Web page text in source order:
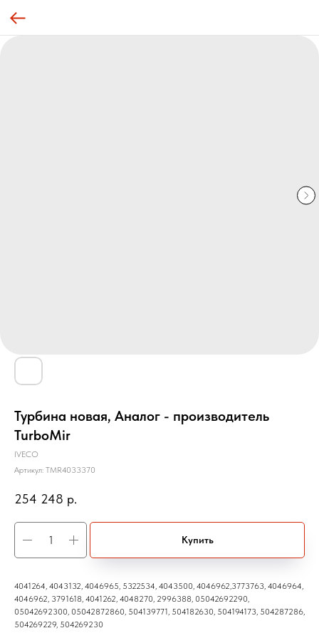
Турбина новая, Аналог - производитель
TurboMir
IVECO
Артикул: TMR4033370
254 248 р.
Купить
4041264, 4043132, 4046965, 5322534, 4043500, 4046962,3773763, 4046964,
4046962, 3791618, 4041262, 4048270, 2996388, 05042692290,
05042692300, 05042872860, 504139771, 504182630, 504194173, 504287286,
504269229, 504269230